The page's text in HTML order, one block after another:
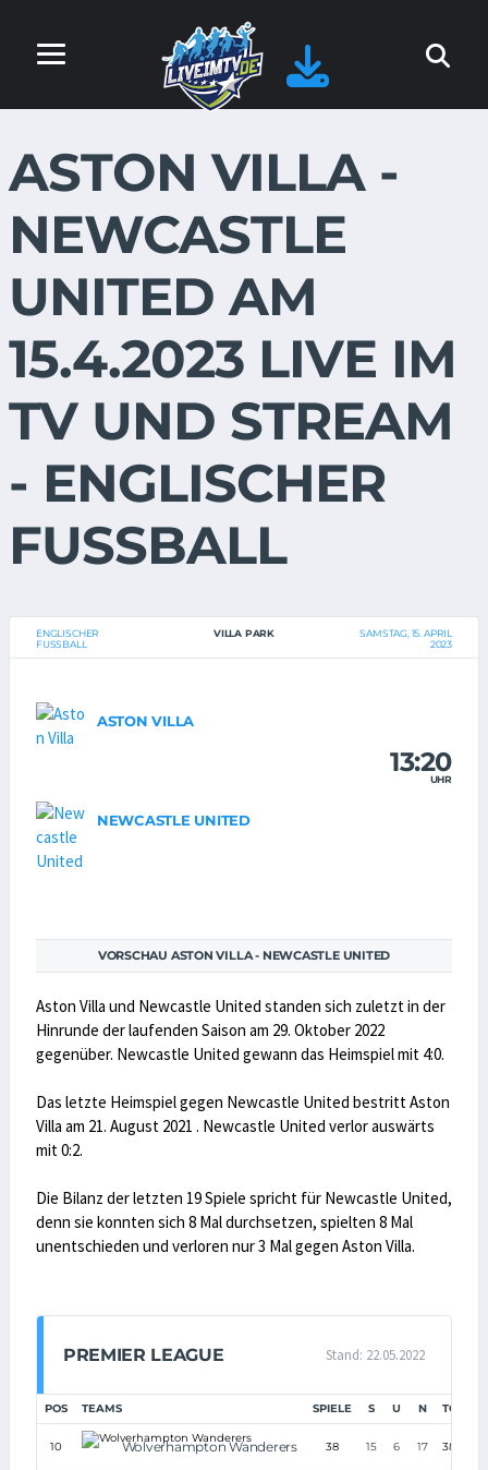
ASTON VILLA -
NEWCASTLE
UNITED AM
15.4.2023 LIVE IM
TV UND STREAM
- ENGLISCHER
FUSSBALL
ENGLISCHER
FUSSBALL
VILLA PARK
SAMSTAG, 15. APRIL
2023
ASTON VILLA
13:20
UHR
NEWCASTLE UNITED
VORSCHAU ASTON VILLA - NEWCASTLE UNITED
Aston Villa und Newcastle United standen sich zuletzt in der
Hinrunde der laufenden Saison am 29. Oktober 2022
gegenüber. Newcastle United gewann das Heimspiel mit 4:0.
Das letzte Heimspiel gegen Newcastle United bestritt Aston
Villa am 21. August 2021 . Newcastle United verlor auswärts
mit 0:2.
Die Bilanz der letzten 19 Spiele spricht für Newcastle United,
denn sie konnten sich 8 Mal durchsetzen, spielten 8 Mal
unentschieden und verloren nur 3 Mal gegen Aston Villa.
PREMIER LEAGUE Stand: 22.05.2022
POS TEAMS SPIELE S U N TORE
10 Wolverhampton Wanderers 38 15 6 17 38:43